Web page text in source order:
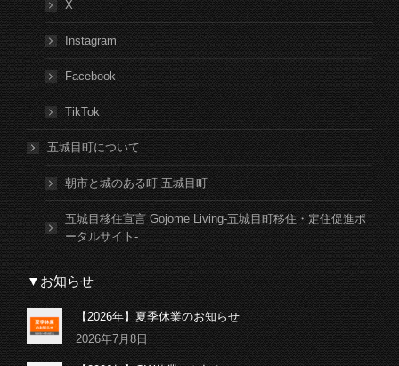
X
Instagram
Facebook
TikTok
五城目町について
朝市と城のある町 五城目町
五城目移住宣言 Gojome Living-五城目町移住・定住促進ポ
ータルサイト-
▼お知らせ
【2026年】夏季休業のお知らせ
2026年7月8日